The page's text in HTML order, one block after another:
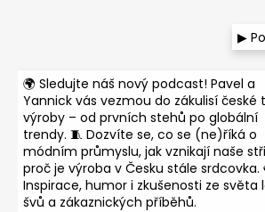
🌍 Sledujte náš nový podcast! Pavel a
Yannick vás vezmou do zákulisí české
výroby – od prvních stehů po globální
trendy. 🧵 Dozvíte se, co se (ne)říká o
módním průmyslu, jak vznikají naše
proč je výroba v Česku stále srdcovka.
Inspirace, humor i zkušenosti ze světa
švů a zákaznických příběhů.
▶